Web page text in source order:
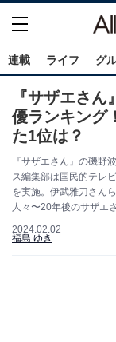
連載 ライフ グ
『サザエさ
優ランキング
た1位は？
『サザエさん』の磯野
ス編集部は国民的テレ
を実施。伊武雅刀さん
人々〜20年後のサザエ
2024.02.02
福島 ゆき